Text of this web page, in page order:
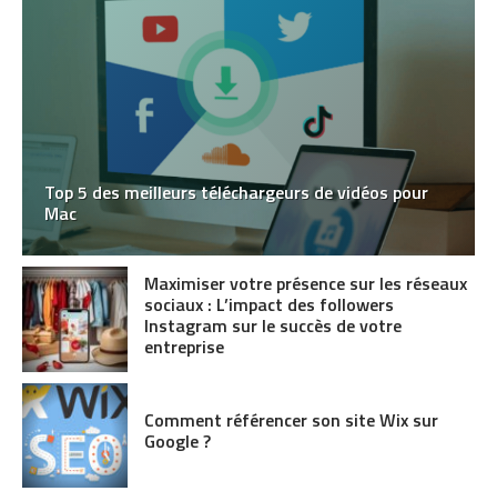
Top 5 des meilleurs téléchargeurs de vidéos pour
Mac
Maximiser votre présence sur les réseaux
sociaux : L’impact des followers
Instagram sur le succès de votre
entreprise
Comment référencer son site Wix sur
Google ?